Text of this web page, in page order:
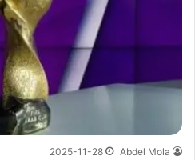
Abdel Mola
2025-11-28